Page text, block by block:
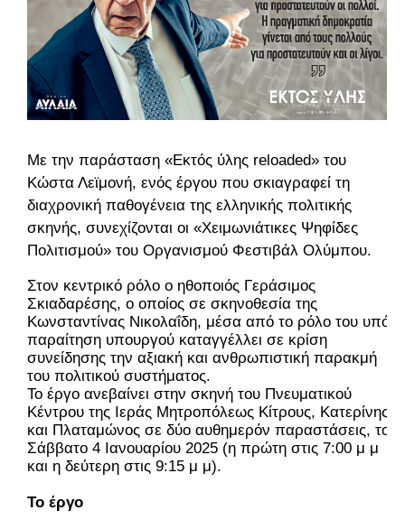
Με την παράσταση «Εκτός ύλης reloaded» του
Κώστα Λεϊμονή, ενός έργου που σκιαγραφεί τη
διαχρονική παθογένεια της ελληνικής πολιτικής
σκηνής, συνεχίζονται οι «Χειμωνιάτικες Ψηφίδες
Πολιτισμού» του Οργανισμού Φεστιβάλ Ολύμπου.
Στον κεντρικό ρόλο ο ηθοποιός Γεράσιμος
Σκιαδαρέσης, ο οποίος σε σκηνοθεσία της
Κωνσταντίνας Νικολαΐδη, μέσα από το ρόλο του υπό
παραίτηση υπουργού καταγγέλλει σε κρίση
συνείδησης την αξιακή και ανθρωπιστική παρακμή
του πολιτικού συστήματος.
Το έργο ανεβαίνει στην σκηνή του Πνευματικού
Κέντρου της Ιεράς Μητροπόλεως Κίτρους, Κατερίνης
και Πλαταμώνος σε δύο αυθημερόν παραστάσεις, το
Σάββατο 4 Ιανουαρίου 2025 (η πρώτη στις 7:00 μ μ
και η δεύτερη στις 9:15 μ μ).
Το έργο